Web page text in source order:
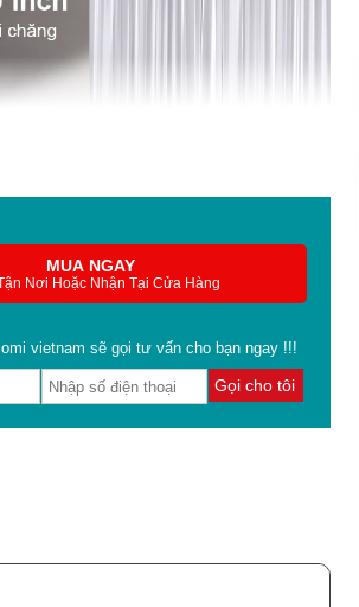
MUA NGAY
Nơi Hoặc Nhận Tại Cửa Hàng
vietnam sẽ gọi tư vấn cho bạn ngay !!!
Gọi cho tôi